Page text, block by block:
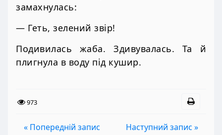
замахнулась:
— Геть, зелений звір!
Подивилась жаба. Здивувалась. Та й
плигнула в воду під кушир.
973
« Попередній запис Наступний запис »